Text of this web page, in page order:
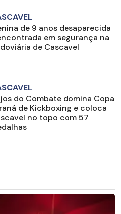
de 9 anos desaparecida
em segurança na
de Cascavel
do Combate domina Copa
de Kickboxing e coloca
no topo com 57